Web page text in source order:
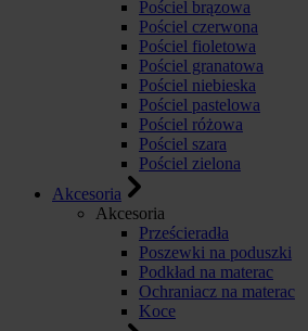
Pościel brązowa
Pościel czerwona
Pościel fioletowa
Pościel granatowa
Pościel niebieska
Pościel pastelowa
Pościel różowa
Pościel szara
Pościel zielona
Akcesoria
Akcesoria
Prześcieradła
Poszewki na poduszki
Podkład na materac
Ochraniacz na materac
Koce